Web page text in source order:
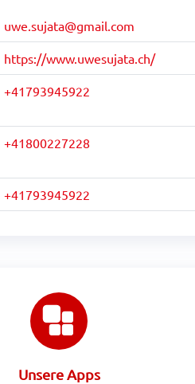
uwe.sujata@gmail.com
https://www.uwesujata.ch/
+41793945922
+41800227228
+41793945922
Unsere Apps